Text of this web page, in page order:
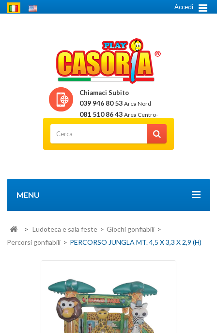
Accedi
Chiamaci Subito
039 946 80 53 Area Nord
081 510 86 43 Area Centro-
Sud
MENU
> Ludoteca e sala feste > Giochi gonfiabili >
Percorsi gonfiabili > PERCORSO JUNGLA MT. 4,5 X 3,3 X 2,9 (H)